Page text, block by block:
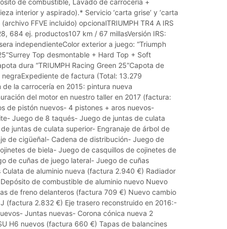
de combustible, Lavado de carrocería +
interior y aspirado).* Servicio ‘carta grise’ y ‘carta
FFVE incluido) opcionalTRIUMPH TR4 A IRS
684 ej. productos107 km / 67 millasVersión IRS:
independienteColor exterior a juego: “Triumph
Top desmontable + Hard Top + Soft
dura “TRIUMPH Racing Green 25”Capota de
negraExpediente de factura (Total: 13.279
de la carrocería en 2015: pintura nueva
del motor en nuestro taller en 2017 (factura:
de pistón nuevos- 4 pistones + aros nuevos-
Juego de 8 taqués- Juego de juntas de culata
juntas de culata superior- Engranaje de árbol de
de cigüeñal- Cadena de distribución- Juego de
de biela- Juego de casquillos de cojinetes de
de cuñas de juego lateral- Juego de cuñas
Culata de aluminio nueva (factura 2.940 €) Radiador
de combustible de aluminio nuevo Nuevo
de freno delanteros (factura 709 €) Nuevo cambio
(factura 2.832 €) Eje trasero reconstruido en 2016:-
Juntas nuevas- Corona cónica nueva 2
H6 nuevos (factura 660 €) Tapas de balancines